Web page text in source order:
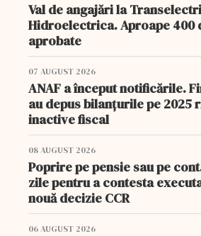
Val de angajări la
Hidroelectrica. Aproape 400
aprobate
07 AUGUST 2026
ANAF a început notificările.
au depus bilanțurile pe 2025
inactive fiscal
08 AUGUST 2026
Poprire pe pensie sau pe
zile pentru a contesta
nouă decizie CCR
06 AUGUST 2026